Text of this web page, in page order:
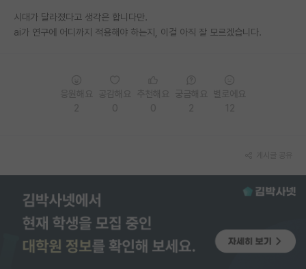
임용 정보 게시판
장학금/장학생 게시판
시대가 달라졌다고 생각은 합니다만.
ai가 연구에 어디까지 적용해야 하는지, 이걸 아직 잘 모르겠습니다.